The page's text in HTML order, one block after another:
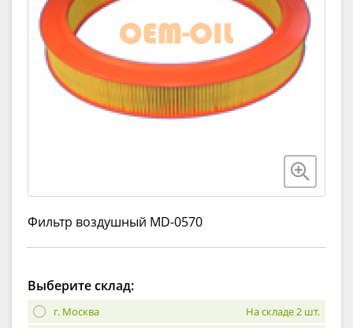
Фильтр воздушный MD-0570
Выберите склад:
г. Москва
На складе 2 шт.